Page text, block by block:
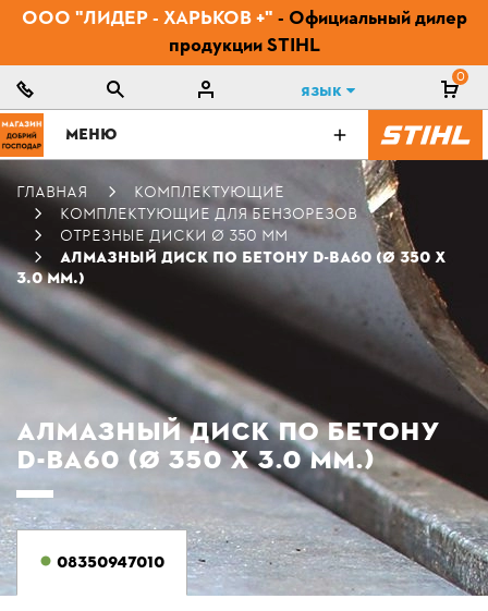
ООО "ЛИДЕР - ХАРЬКОВ +" - Официальный дилер
продукции STIHL
Язык
0
МЕНЮ
ГЛАВНАЯ
КОМПЛЕКТУЮЩИЕ
КОМПЛЕКТУЮЩИЕ ДЛЯ БЕНЗОРЕЗОВ
ОТРЕЗНЫЕ ДИСКИ Ø 350 ММ
АЛМАЗНЫЙ ДИСК ПО БЕТОНУ D-BA60 (Ø 350 Х
3.0 ММ.)
АЛМАЗНЫЙ ДИСК ПО БЕТОНУ
D-BA60 (Ø 350 Х 3.0 ММ.)
08350947010